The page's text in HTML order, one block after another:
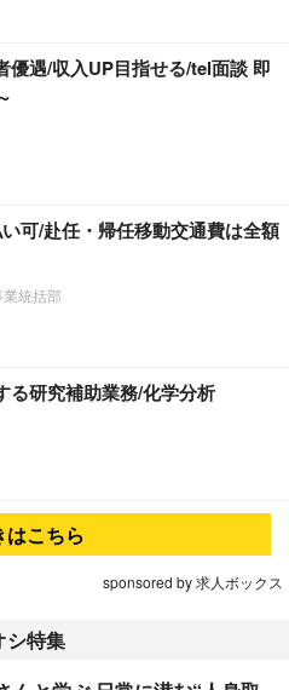
優遇/収入UP目指せる/tel面談 即
可/赴任・帰任移動交通費は全額
統括部
る研究補助業務/化学分析
はこちら
sponsored by 求人ボックス
シ特集